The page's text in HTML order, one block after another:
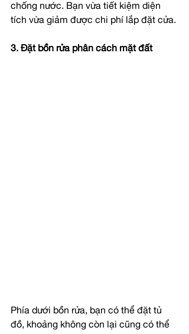
chống nước. Bạn vừa tiết kiệm diện
tích vừa giảm được chi phí lắp đặt cửa.
3. Đặt bồn rửa phân cách mặt đất
Phía dưới bồn rửa, bạn có thể đặt tủ
đồ, khoảng không còn lại cũng có thể